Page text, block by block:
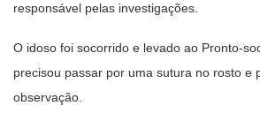
responsável pelas investigações.
O idoso foi socorrido e levado ao Pronto-
precisou passar por uma sutura no rosto e
observação.